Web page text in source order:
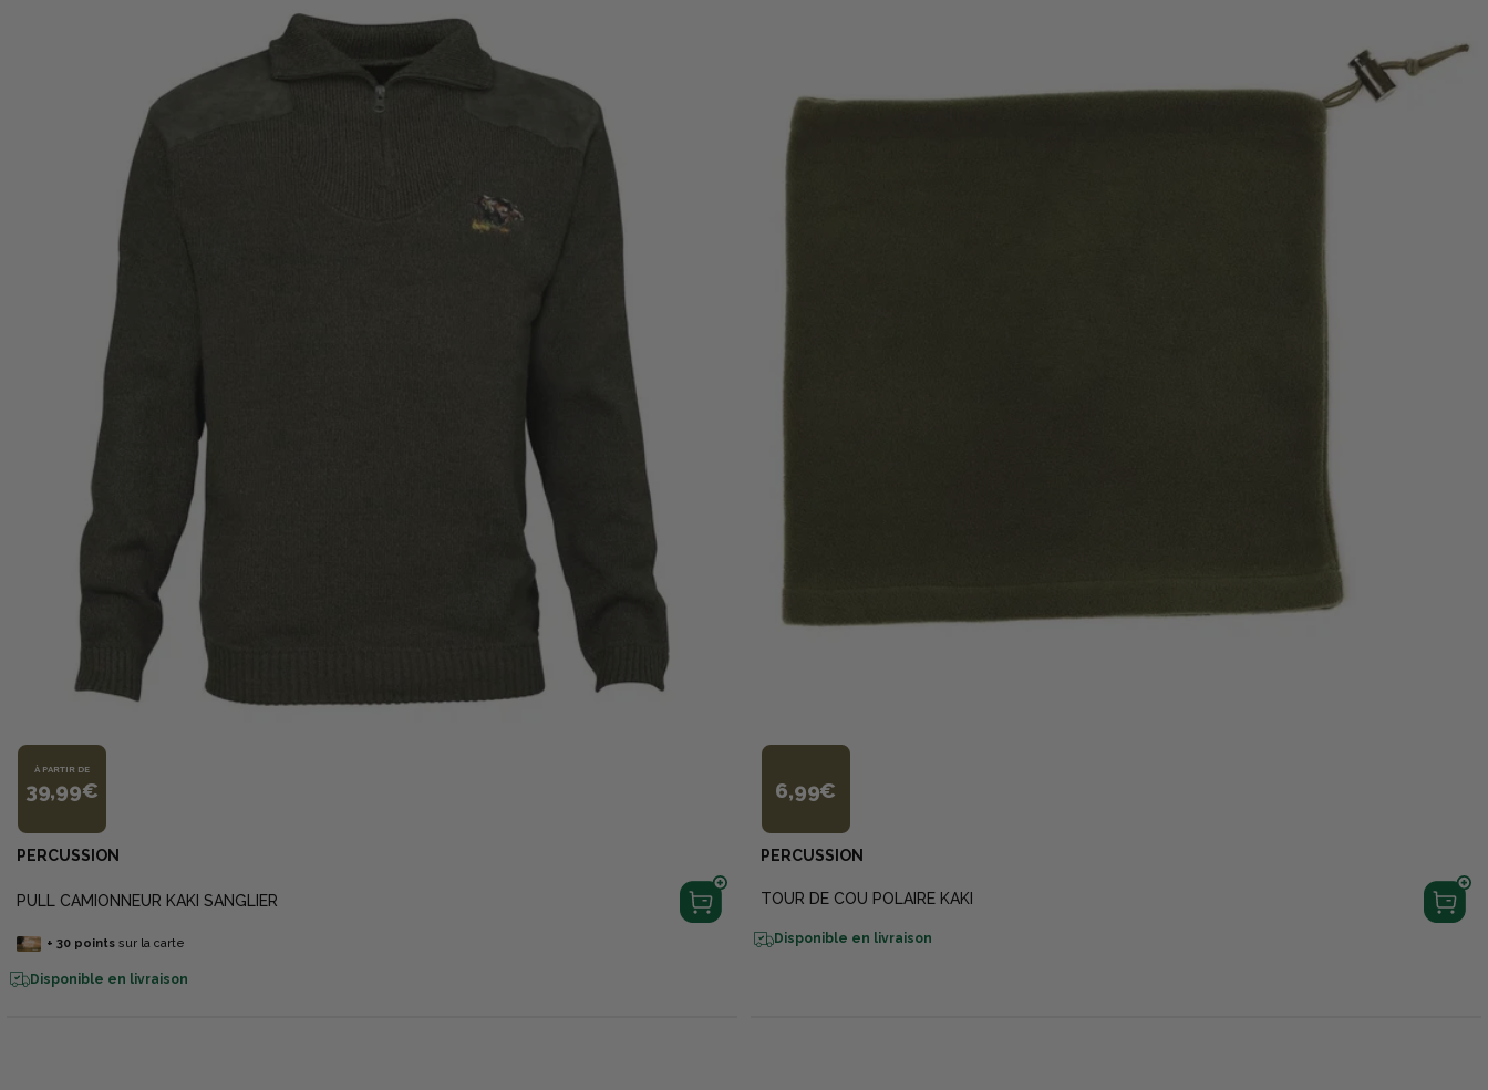
À PARTIR DE
39,99€
PERCUSSION
PULL CAMIONNEUR KAKI SANGLIER
+ 30pointssur la carte
Disponible en livraison
6,99€
PERCUSSION
TOUR DE COU POLAIRE KAKI
Disponible en livraison